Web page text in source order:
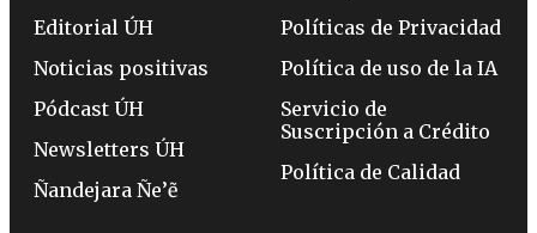
Editorial ÚH
Noticias positivas
Pódcast ÚH
Newsletters ÚH
Ñandejara Ñe’ẽ
Políticas de Privacidad
Política de uso de la IA
Servicio de
Suscripción a Crédito
Política de Calidad